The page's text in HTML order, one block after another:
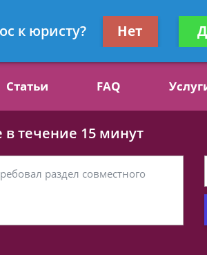
Получите
Статьи FAQ
в течение 15 минут
к юристу? Нет